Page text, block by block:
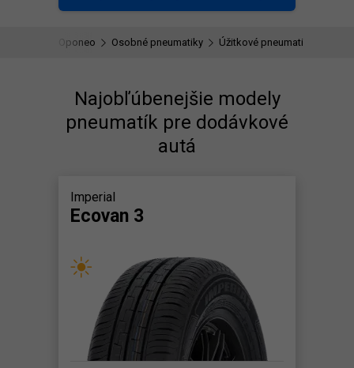
Oponeo Osobné pneumatiky Úžitkové pneumatiky
Najobľúbenejšie modely
pneumatík pre dodávkové
autá
Imperial
Ecovan 3